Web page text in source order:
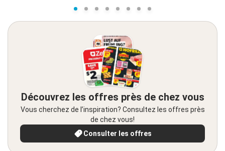
Découvrez les offres près de chez vous
Vous cherchez de l’inspiration? Consultez les offres près
de chez vous!
Consulter les offres